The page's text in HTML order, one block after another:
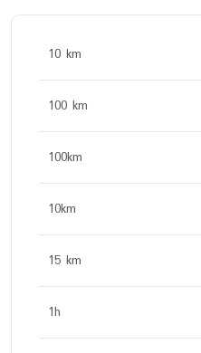
10 km
100 km
100km
10km
15 km
1h